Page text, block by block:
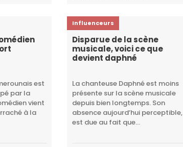
est
par la
vient
à la
Influenceurs
Disparue de la scène
musicale, voici ce que
devient daphné
La chanteuse Daphné est moins
présente sur la scène musicale
depuis bien longtemps. Son
absence aujourd’hui perceptible,
est due au fait que...